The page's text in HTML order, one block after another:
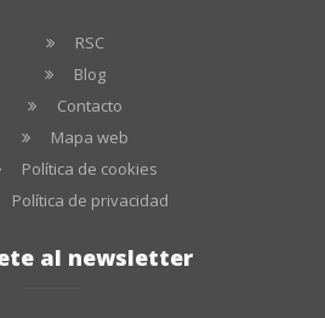
RSC
Blog
Contacto
Mapa web
Política de cookies
Política de privacidad
al newsletter